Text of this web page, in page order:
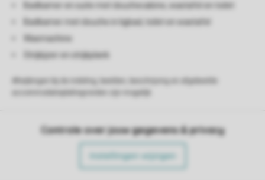
Badkamer en suite met douchecabine, wastafel en toilet
Badkamer met douche in ligbad, toilet en wastafel
Wasmachine
Strijkijzer en strijkplank
Controle over jouw gegevens & privacy
Instellingen wijzigen